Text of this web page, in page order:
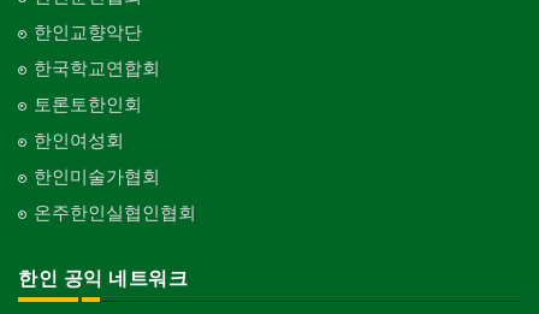
한인교향악단
한국학교연합회
토론토한인회
한인여성회
한인미술가협회
온주한인실협인협회
한인 공익 네트워크